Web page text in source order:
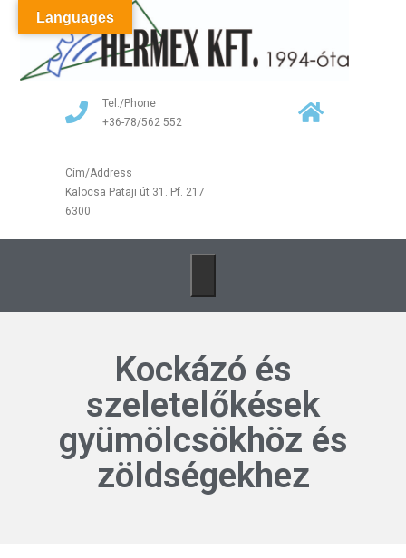
Tel./Phone
+36-78/562 552
Cím/Address
Kalocsa Pataji út 31. Pf. 217
6300
Kockázó és
szeletelőkések
gyümölcsökhöz és
zöldségekhez
Languages